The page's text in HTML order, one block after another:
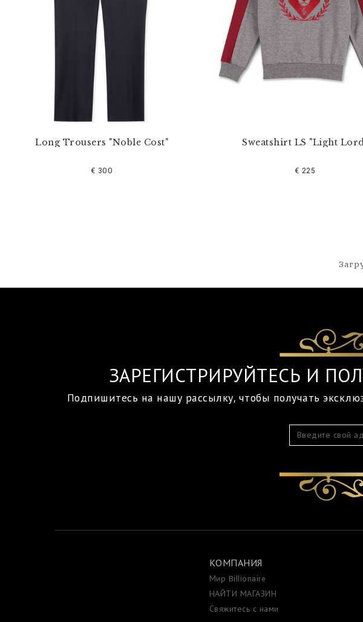
Long Trousers "Noble Cost"
€ 300
Sweatshirt LS "Light
€ 225
ЗАРЕГИСТРИРУЙТЕСЬ И
Подпишитесь на нашу рассылку, чтобы получать
КОМПАНИЯ
Мир Billionaire
НАЙТИ МАГАЗИН
Свяжитесь с нами